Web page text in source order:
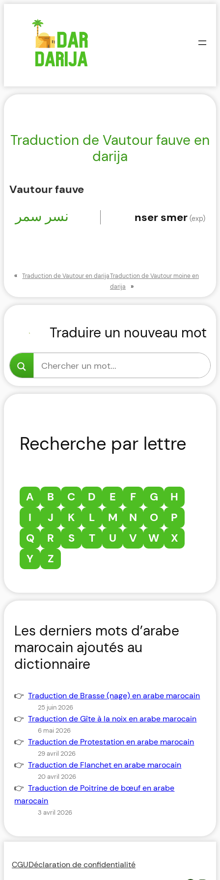
Traduction de Vautour fauve en
darija
Vautour fauve
نسر سمر nser smer(exp)
« Traduction de Vautour en darijaTraduction de Vautour moine en
darija
»
Traduire un nouveau mot
Recherche par lettre
A B C D E F G
H
I
J K L M N O
P
Q
R S T U V W
X
Y
Z
Les derniers mots d’arabe
marocain ajoutés au
dictionnaire
Traduction de Brasse (nage) en arabe marocain
25 juin 2026
Traduction de Gîte à la noix en arabe marocain
6 mai 2026
Traduction de Protestation en arabe marocain
29 avril 2026
Traduction de Flanchet en arabe marocain
20 avril 2026
Traduction de Poitrine de bœuf en arabe
marocain
3 avril 2026
CGUDéclaration de confidentialité